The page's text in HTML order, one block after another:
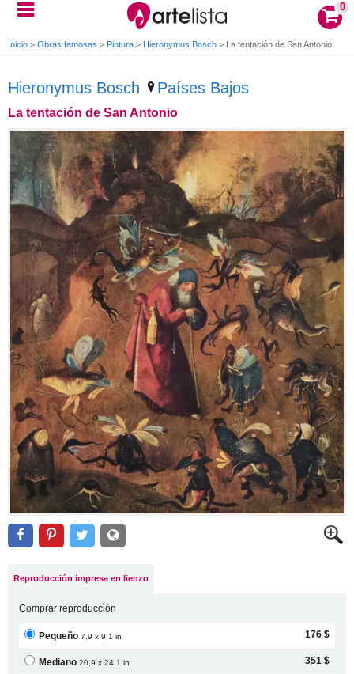
0
Inicio > Obras famosas > Pintura > Hieronymus Bosch > La tentación de San Antonio
Hieronymus Bosch Países Bajos
La tentación de San Antonio
Reproducción impresa en lienzo
Comprar reproducción
Pequeño7,9 x 9,1 in 176 $
Mediano20,9 x 24,1 in 351 $